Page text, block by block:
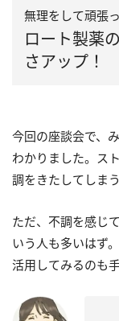
無理をして頑張
ロート製薬
さアップ！
今回の座談会で、
わかりました。ス
調をきたしてしま
ただ、不調を感じ
いう人も多いはず
活用してみるのも